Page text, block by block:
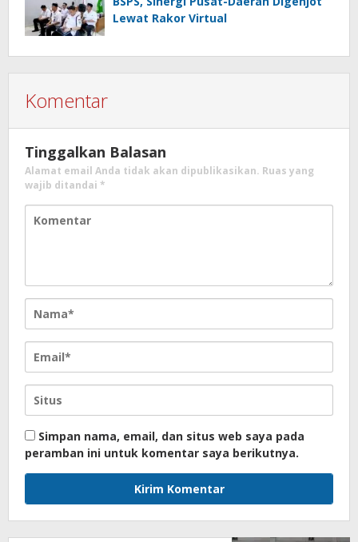
Lewat Rakor Virtual
Komentar
Tinggalkan Balasan
Alamat email Anda tidak akan dipublikasikan. Ruas yang
wajib ditandai *
Simpan nama, email, dan situs web saya pada
peramban ini untuk komentar saya berikutnya.